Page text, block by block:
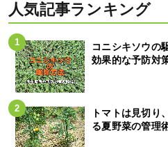
人気記事ランキング
コニシキソウの
効果的な予防対
トマトは見切り
る夏野菜の管理